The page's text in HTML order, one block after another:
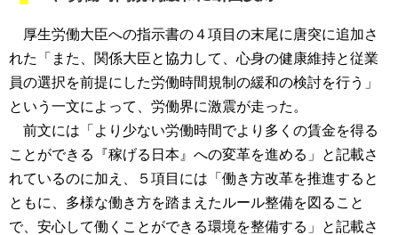
厚生労働大臣への指示書の４項目の末尾に唐突に追加さ
れた「また、関係大臣と協力して、心身の健康維持と従業
員の選択を前提にした労働時間規制の緩和の検討を行う」
という一文によって、労働界に激震が走った。
前文には「より少ない労働時間でより多くの賃金を得る
ことができる『稼げる日本』への変革を進める」と記載さ
れているのに加え、５項目には「働き方改革を推進すると
ともに、多様な働き方を踏まえたルール整備を図ること
で、安心して働くことができる環境を整備する」と記載さ